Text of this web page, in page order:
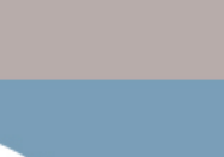
PTX511B1A00